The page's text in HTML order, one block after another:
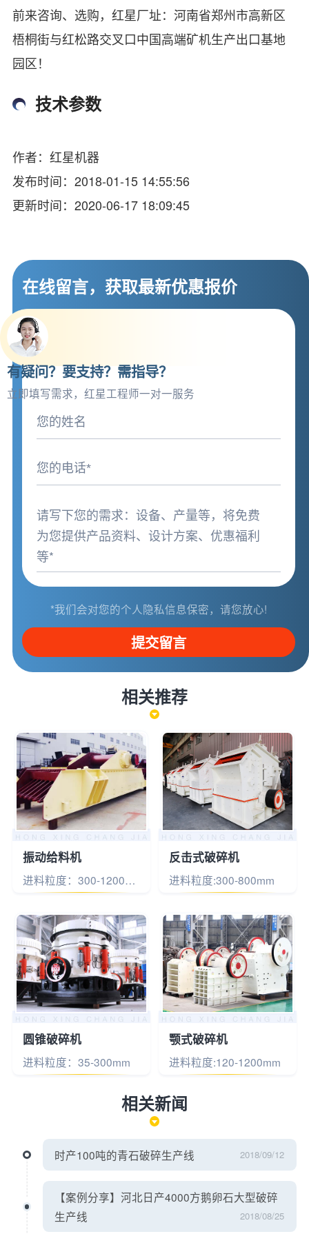
前来咨询、选购，红星厂址：河南省郑州市高新区
梧桐街与红松路交叉口中国高端矿机生产出口基地
园区！
技术参数
作者：红星机器
发布时间：2018-01-15 14:55:56
更新时间：2020-06-17 18:09:45
在线留言，获取最新优惠报价
有疑问？要支持？需指导？
立即填写需求，红星工程师一对一服务
*我们会对您的个人隐私信息保密，请您放心!
提交留言
相关推荐
振动给料机
进料粒度：300-1200mm
反击式破碎机
进料粒度:300-800mm
圆锥破碎机
进料粒度：35-300mm
颚式破碎机
进料粒度:120-1200mm
相关新闻
时产100吨的青石破碎生产线 2018/09/12
【案例分享】河北日产4000方鹅卵石大型破碎
生产线
2018/08/25